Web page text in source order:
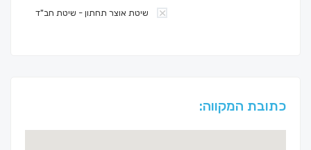
שיטת אוצר תחתון - שיטת חב"ד
כתובת המקווה: